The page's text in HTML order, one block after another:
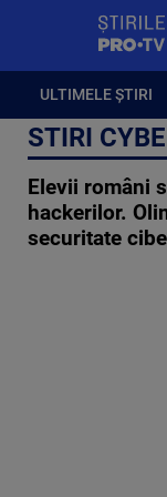
ULTIMELE ȘTIRI
STIRI
Elevii români
hackerilor.
securitate